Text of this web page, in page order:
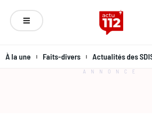
À la une Faits-divers Actualités des
ANNONCE